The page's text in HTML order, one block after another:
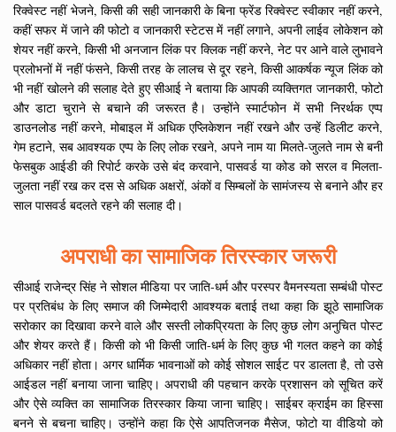
रिक्वेस्ट नहीं भेजने, किसी की सही जानकारी के बिना फ्रेंड रिक्वेस्ट स्वीकार नहीं करने,
कहीं सफर में जाने की फोटो व जानकारी स्टेटस में नहीं लगाने, अपनी लाईव लोकेशन को
शेयर नहीं करने, किसी भी अनजान लिंक पर क्लिक नहीं करने, नेट पर आने वाले लुभावने
प्रलोभनों में नहीं फंसने, किसी तरह के लालच से दूर रहने, किसी आकर्षक न्यूज लिंक को
भी नहीं खोलने की सलाह देते हुए सीआई ने बताया कि आपकी व्यक्तिगत जानकारी, फोटो
और डाटा चुराने से बचाने की जरूरत है। उन्होंने स्मार्टफोन में सभी निरर्थक एप्प
डाउनलोड नहीं करने, मोबाइल में अधिक एप्लिकेशन नहीं रखने और उन्हें डिलीट करने,
गेम हटाने, सब आवश्यक एप्प के लिए लोक रखने, अपने नाम या मिलते-जुलते नाम से बनी
फेसबुक आईडी की रिपोर्ट करके उसे बंद करवाने, पासवर्ड या कोड को सरल व मिलता-
जुलता नहीं रख कर दस से अधिक अक्षरों, अंकों व सिम्बलों के सामंजस्य से बनाने और हर
साल पासवर्ड बदलते रहने की सलाह दी।
अपराधी का सामाजिक तिरस्कार जरूरी
सीआई राजेन्द्र सिंह ने सोशल मीडिया पर जाति-धर्म और परस्पर वैमनस्यता सम्बंधी पोस्ट
पर प्रतिबंध के लिए समाज की जिम्मेदारी आवश्यक बताई तथा कहा कि झूठे सामाजिक
सरोकार का दिखावा करने वाले और सस्ती लोकप्रियता के लिए कुछ लोग अनुचित पोस्ट
और शेयर करते हैं। किसी को भी किसी जाति-धर्म के लिए कुछ भी गलत कहने का कोई
अधिकार नहीं होता। अगर धार्मिक भावनाओं को कोई सोशल साईट पर डालता है, तो उसे
आईडल नहीं बनाया जाना चाहिए। अपराधी की पहचान करके प्रशासन को सूचित करें
और ऐसे व्यक्ति का सामाजिक तिरस्कार किया जाना चाहिए। साईबर क्राईम का हिस्सा
बनने से बचना चाहिए। उन्होंने कहा कि ऐसे आपतिजनक मैसेज, फोटो या वीडियो को